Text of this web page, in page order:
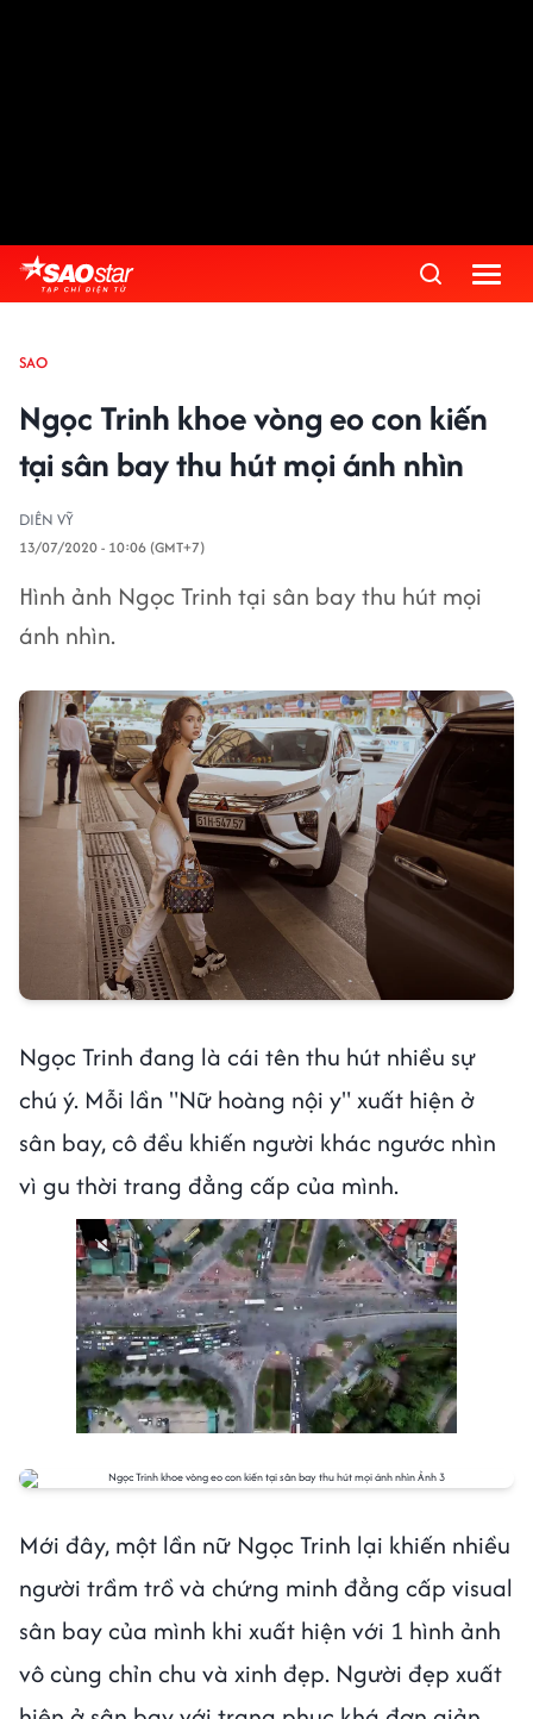
SAO
Ngọc Trinh khoe vòng eo con kiến
tại sân bay thu hút mọi ánh nhìn
DIÊN VỸ
13/07/2020 - 10:06 (GMT+7)
Hình ảnh Ngọc Trinh tại sân bay thu hút mọi
ánh nhìn.
Ngọc Trinh đang là cái tên thu hút nhiều sự
chú ý. Mỗi lần "Nữ hoàng nội y" xuất hiện ở
sân bay, cô đều khiến người khác ngước nhìn
vì gu thời trang đẳng cấp của mình.
Mới đây, một lần nữ Ngọc Trinh lại khiến nhiều
người trầm trồ và chứng minh đẳng cấp visual
sân bay của mình khi xuất hiện với 1 hình ảnh
vô cùng chỉn chu và xinh đẹp. Người đẹp xuất